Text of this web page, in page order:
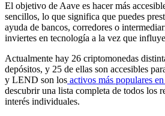
El objetivo de Aave es hacer más
sencillos, lo que significa que puedes
ayuda de bancos, corredores o
inviertes en tecnología a la vez que
Actualmente hay 26 criptomonedas
depósitos, y 25 de ellas son accesibles
y LEND son los activos más populares
descubrir una lista completa de todos los
interés individuales.